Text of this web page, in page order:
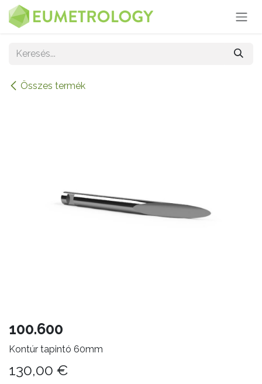
Kihagyás és továbblépés a tartalomhoz
Összes termék
100.600
Kontúr tapintó 60mm
130,00 €